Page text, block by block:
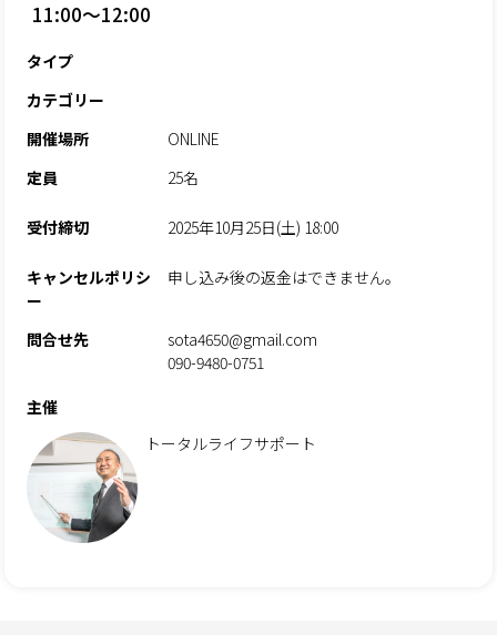
11:00～12:00
タイプ
カテゴリー
開催場所
ONLINE
定員
25名
受付締切 2025年10月25日(土) 18:00
キャンセルポリシ
ー
申し込み後の返金はできません。
問合せ先
sota4650@gmail.com
090-9480-0751
主催
トータルライフサポート